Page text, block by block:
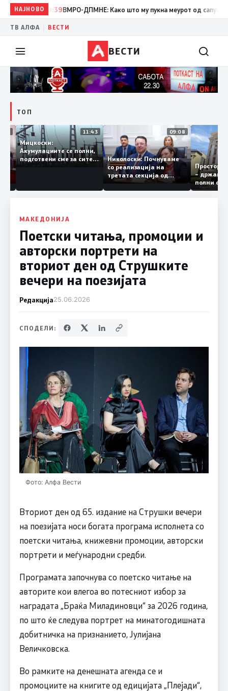
НАЈНОВО
19:39 ВМРО-ДПМНЕ: Како што му пукна меурот од сапуница
ТВ АЛФА ВЕСТИ
ВЕСТИ
ТОП
12:03
за
11:43
Мицкоски:
Акумулациите се полни,
подготвени сме за сите
ризици, не размислување
09:08
Николоски: Почнуваме
со реализација на
третата секција од
железничкиот Коридор
8, Македонија станува
–
полни
МАКЕДОНИЈА
Поетски читања, промоции и
авторски портрети на
вториот ден од Струшките
вечери на поезијата
Редакција25.06.2026
СПОДЕЛИ:
Фото: Алфа Вести
Вториот ден од 65. издание на Струшки вечери
на поезијата носи богата програма исполнета со
поетски читања, книжевни промоции, авторски
портрети и меѓународни средби.
Програмата започнува со поетско читање на
авторите кои влегоа во потесниот избор за
наградата „Браќа Миладиновци“ за 2026 година,
по што ќе следува портрет на минатогодишната
добитничка на признанието, Јулијана
Величковска.
Во рамките на денешната агенда се и
промоциите на книгите од едицијата „Плејади“,